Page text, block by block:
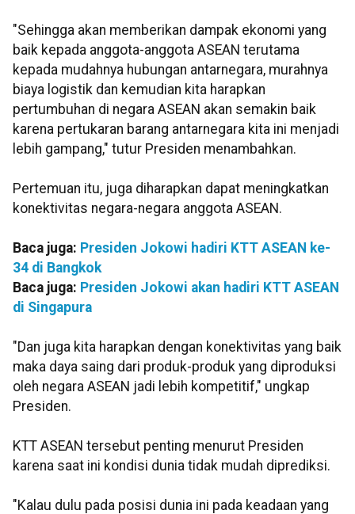
"Sehingga akan memberikan dampak ekonomi yang
baik kepada anggota-anggota ASEAN terutama
kepada mudahnya hubungan antarnegara, murahnya
biaya logistik dan kemudian kita harapkan
pertumbuhan di negara ASEAN akan semakin baik
karena pertukaran barang antarnegara kita ini menjadi
lebih gampang," tutur Presiden menambahkan.
Pertemuan itu, juga diharapkan dapat meningkatkan
konektivitas negara-negara anggota ASEAN.
Baca juga: Presiden Jokowi hadiri KTT ASEAN ke-
34 di Bangkok
Baca juga: Presiden Jokowi akan hadiri KTT ASEAN
di Singapura
"Dan juga kita harapkan dengan konektivitas yang baik
maka daya saing dari produk-produk yang diproduksi
oleh negara ASEAN jadi lebih kompetitif," ungkap
Presiden.
KTT ASEAN tersebut penting menurut Presiden
karena saat ini kondisi dunia tidak mudah diprediksi.
"Kalau dulu pada posisi dunia ini pada keadaan yang